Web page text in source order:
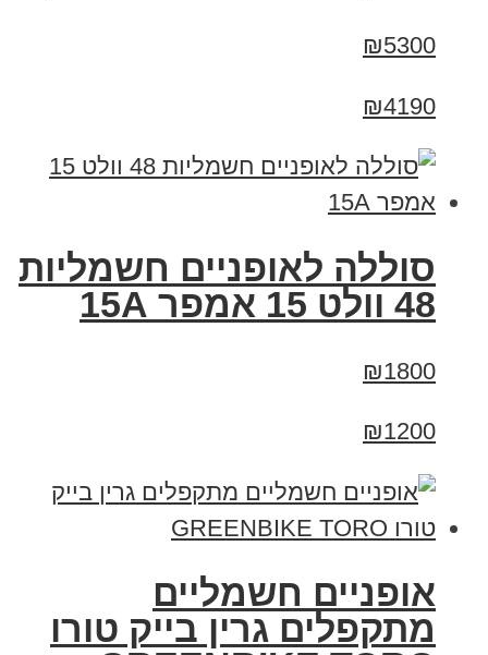
₪5300
₪4190
סוללה לאופניים חשמליות
48 וולט 15 אמפר 15A
₪1800
₪1200
אופניים חשמליים
מתקפלים גרין בייק טורו